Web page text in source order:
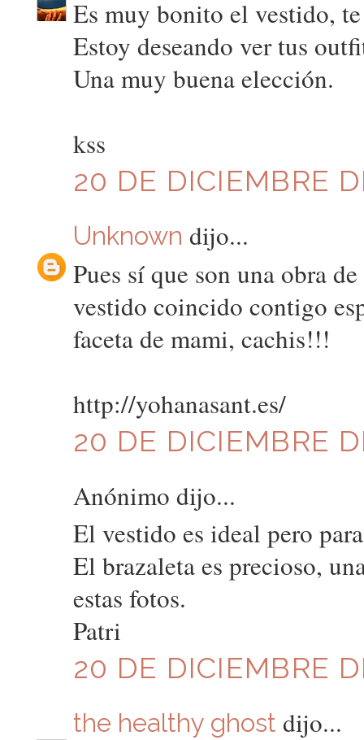
Es muy bonito el vestido,
Estoy deseando ver tus
Una muy buena elección.
kss
20 DE DICIEMBRE
Unknown dijo...
Pues sí que son una obra
vestido coincido contigo
faceta de mami, cachis!!!
http://yohanasant.es/
20 DE DICIEMBRE
Anónimo dijo...
El vestido es ideal pero
El brazaleta es precioso,
estas fotos.
Patri
20 DE DICIEMBRE
the healthy ghost dijo...